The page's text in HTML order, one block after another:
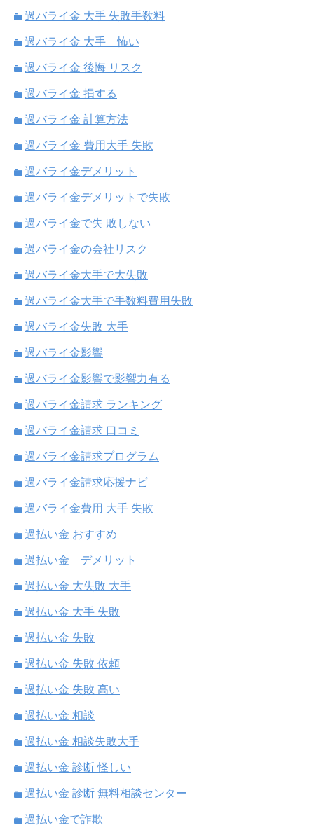
過バライ金 大手 失敗手数料
過バライ金 大手 怖い
過バライ金 後悔 リスク
過バライ金 損する
過バライ金 計算方法
過バライ金 費用大手 失敗
過バライ金デメリット
過バライ金デメリットで失敗
過バライ金で失 敗しない
過バライ金の会社リスク
過バライ金大手で大失敗
過バライ金大手で手数料費用失敗
過バライ金失敗 大手
過バライ金影響
過バライ金影響で影響力有る
過バライ金請求 ランキング
過バライ金請求 口コミ
過バライ金請求プログラム
過バライ金請求応援ナビ
過バライ金費用 大手 失敗
過払い金 おすすめ
過払い金 デメリット
過払い金 大失敗 大手
過払い金 大手 失敗
過払い金 失敗
過払い金 失敗 依頼
過払い金 失敗 高い
過払い金 相談
過払い金 相談失敗大手
過払い金 診断 怪しい
過払い金 診断 無料相談センター
過払い金で詐欺